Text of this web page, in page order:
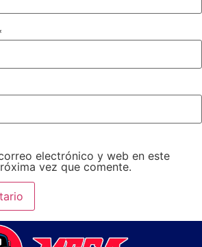
electrónico y web en este
vez que comente.